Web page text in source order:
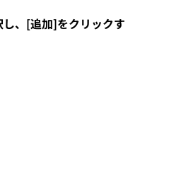
し、[追加]をクリックす